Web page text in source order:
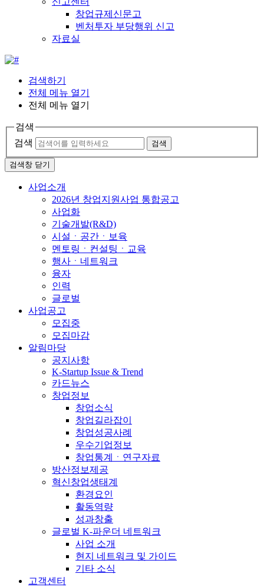
창업규제신문고
벤처투자 부당행위 신고
자료실
검색하기
전체 메뉴 열기
전체 메뉴 열기
검색
검색
검색
검색창 닫기
사업소개
2026년 창업지원사업 통합공고
사업화
기술개발(R&D)
시설ㆍ공간ㆍ보육
멘토링ㆍ컨설팅ㆍ교육
행사ㆍ네트워크
융자
인력
글로벌
사업공고
모집중
모집마감
알림마당
공지사항
K-Startup Issue & Trend
카드뉴스
창업정보
창업소식
창업길라잡이
창업성공사례
우수기업정보
창업통계ㆍ연구자료
방산정보제공
혁신창업생태계
환경요인
활동역량
성과창출
글로벌 K-파운더 네트워크
사업 소개
현지 네트워크 및 가이드
기타 소식
고객센터